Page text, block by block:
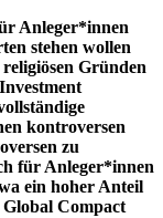
Anleger*innen
stehen wollen
Gründen
kontroversen
zu
für Anleger*innen
ein hoher Anteil
Compact